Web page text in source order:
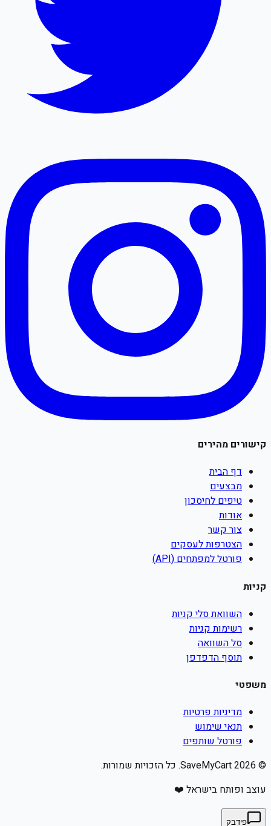
קישורים מהירים
דף הבית
מבצעים
טיפים לחיסכון
אודות
צור קשר
הצטרפות לעסקים
פורטל למפתחים (API)
קניות
השוואת סלי קניות
רשימות קניות
סל השוואה
תוסף הדפדפן
משפטי
מדיניות פרטיות
תנאי שימוש
פורטל שותפים
©
2026
עוצב ופותח בישראל ❤️
פידבק